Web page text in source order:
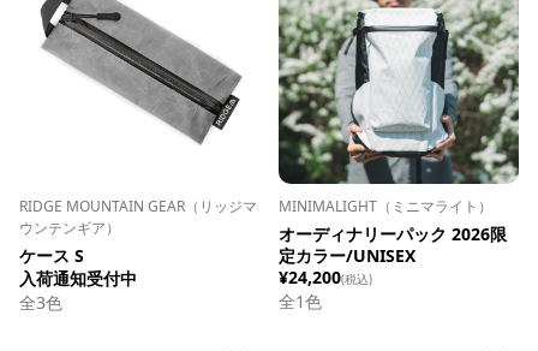
RIDGE MOUNTAIN GEAR（リッジマ
ウンテンギア）
ケース S
入荷通知受付中
全3色
MINIMALIGHT（ミニマライト）
オーディナリーパック 2026限
定カラー/UNISEX
¥24,200(税込)
全1色